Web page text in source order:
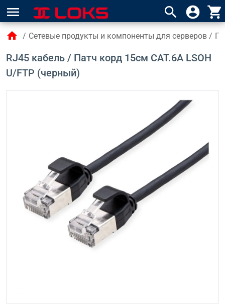
menu search account_circle shopping_cart
home / Сетевые продукты и компоненты для серверов /
RJ45 кабель / Патч корд 15см CAT.6A LSOH
U/FTP (черный)